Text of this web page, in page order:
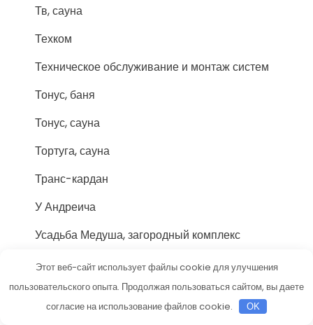
Тв, сауна
Техком
Техническое обслуживание и монтаж систем
Тонус, баня
Тонус, сауна
Тортуга, сауна
Транс-кардан
У Андреича
Усадьба Медуша, загородный комплекс
Установочный центр
Утулик, автомойка
Этот веб-сайт использует файлы cookie для улучшения
пользовательского опыта. Продолжая пользоваться сайтом, вы даете
согласие на использование файлов cookie.
OK